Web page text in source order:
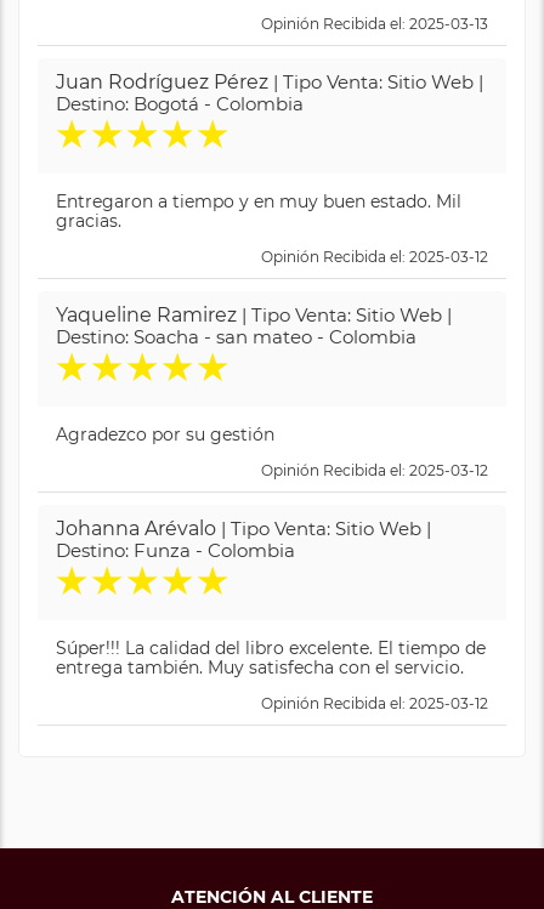
Opinión Recibida el: 2025-03-13
Juan Rodríguez Pérez | Tipo Venta: Sitio Web |
Destino: Bogotá - Colombia
★★★★★
Entregaron a tiempo y en muy buen estado. Mil
gracias.
Opinión Recibida el: 2025-03-12
Yaqueline Ramirez | Tipo Venta: Sitio Web |
Destino: Soacha - san mateo - Colombia
★★★★★
Agradezco por su gestión
Opinión Recibida el: 2025-03-12
Johanna Arévalo | Tipo Venta: Sitio Web |
Destino: Funza - Colombia
★★★★★
Súper!!! La calidad del libro excelente. El tiempo de
entrega también. Muy satisfecha con el servicio.
Opinión Recibida el: 2025-03-12
ATENCIÓN AL CLIENTE